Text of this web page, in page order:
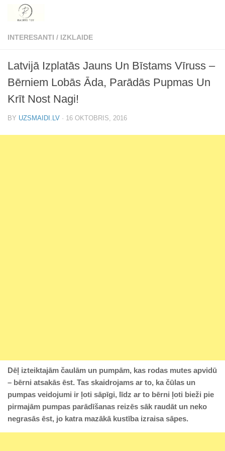
Skip to content
INTERESANTI / IZKLAIDE
Latvijā Izplatās Jauns Un Bīstams Vīruss –
Bērniem Lobās Āda, Parādās Pupmas Un
Krīt Nost Nagi!
BY UZSMAIDI.LV · 16 OKTOBRIS, 2016
Dēļ izteiktajām čaulām un pumpām, kas rodas mutes apvidū
– bērni atsakās ēst. Tas skaidrojams ar to, ka čūlas un
pumpas veidojumi ir ļoti sāpīgi, līdz ar to bērni ļoti bieži pie
pirmajām pumpas parādīšanas reizēs sāk raudāt un neko
negrasās ēst, jo katra mazākā kustība izraisa sāpes.